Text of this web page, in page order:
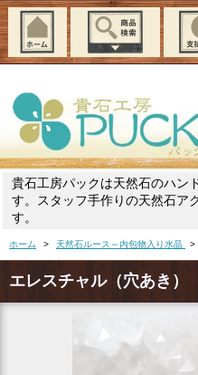
貴石工房パックは天然石のハン
す。スタッフ手作りの天然石ア
す。
ホーム > 天然石ルース～内包物入り水晶 >
エレスチャル（穴あき）